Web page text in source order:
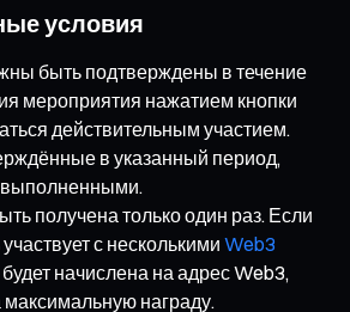
условия
быть подтверждены в течение
мероприятия нажатием кнопки
действительным участием.
в указанный период,
выполненными.
получена только один раз. Если
с несколькими Web3
начислена на адрес Web3,
награду.